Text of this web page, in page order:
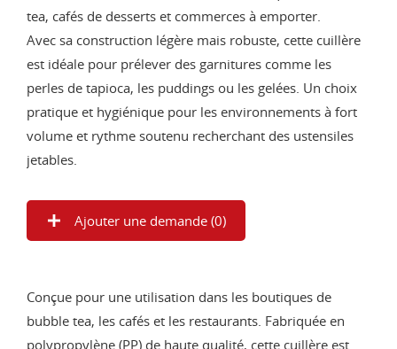
tea, cafés de desserts et commerces à emporter.
Avec sa construction légère mais robuste, cette cuillère
est idéale pour prélever des garnitures comme les
perles de tapioca, les puddings ou les gelées. Un choix
pratique et hygiénique pour les environnements à fort
volume et rythme soutenu recherchant des ustensiles
jetables.
Ajouter une demande (0)
Conçue pour une utilisation dans les boutiques de
bubble tea, les cafés et les restaurants. Fabriquée en
polypropylène (PP) de haute qualité, cette cuillère est